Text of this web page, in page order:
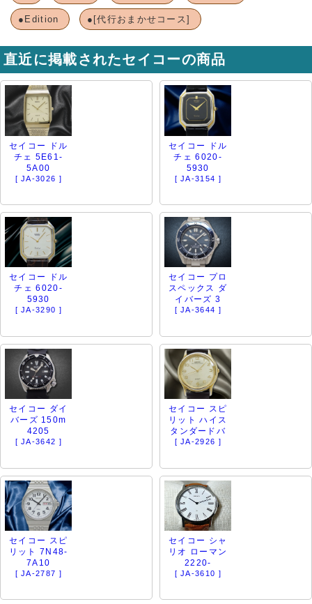
●Edition ●[代行おまかせコース]
直近に掲載されたセイコーの商品
セイコー ドル
チェ 5E61-
5A00
[ JA-3026 ]
セイコー ドル
チェ 6020-
5930
[ JA-3154 ]
セイコー ドル
チェ 6020-
5930
[ JA-3290 ]
セイコー プロ
スペックス ダ
イバーズ 3
[ JA-3644 ]
セイコー ダイ
バーズ 150m
4205
[ JA-3642 ]
セイコー スピ
リット ハイス
タンダードバ
[ JA-2926 ]
セイコー スピ
リット 7N48-
7A10
[ JA-2787 ]
セイコー シャ
リオ ローマン
2220-
[ JA-3610 ]